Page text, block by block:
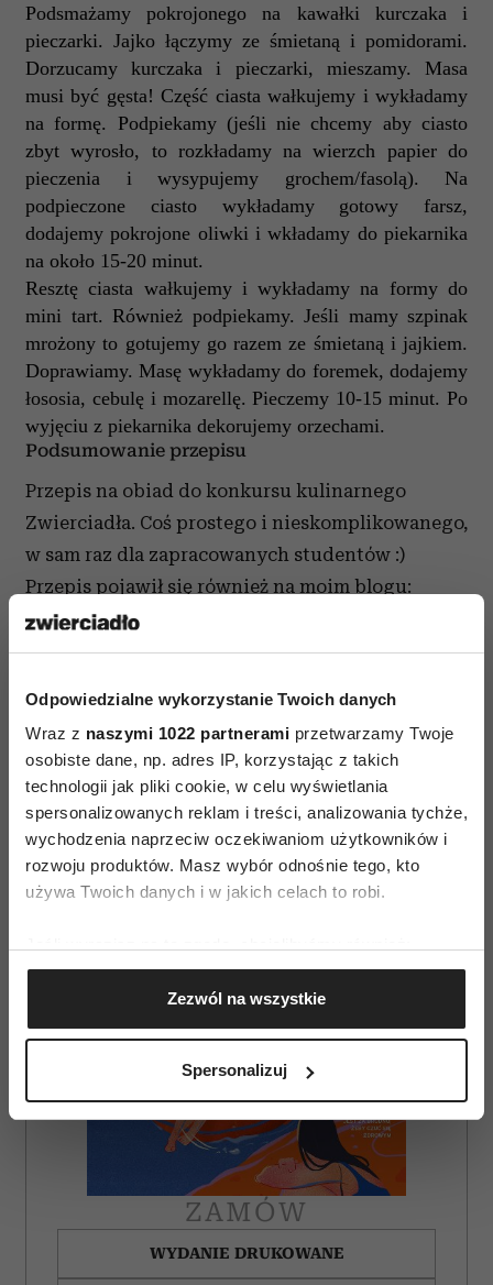
Odpowiedzialne wykorzystanie Twoich danych
Wraz z naszymi 1022 partnerami przetwarzamy Twoje
osobiste dane, np. adres IP, korzystając z takich
technologii jak pliki cookie, w celu wyświetlania
spersonalizowanych reklam i treści, analizowania tychże,
wychodzenia naprzeciw oczekiwaniom użytkowników i
rozwoju produktów. Masz wybór odnośnie tego, kto
używa Twoich danych i w jakich celach to robi.
Gromadzić dane dotyczące Twojej lokalizacji
geograficznej z dokładnością nawet do kilku metrów
Identyfikować Twoje urządzenie, aktywnie
(fingerprinting, czyli wirtualny odcisk palca)
dane są przetwarzane oraz ustaw własne preferencje w
. W Deklaracji plików cookie możesz
zmienić lub wycofać swoją zgodę w dowolnej chwili.
Wykorzystujemy pliki cookie do spersonalizowania treści
Zezwól na wszystkie
Spersonalizuj
Podsmażamy pokrojonego na kawałki kurczaka i
pieczarki. Jajko łączymy ze śmietaną i pomidorami.
Dorzucamy kurczaka i pieczarki, mieszamy. Masa
musi być gęsta! Część ciasta wałkujemy i wykładamy
na formę. Podpiekamy (jeśli nie chcemy aby ciasto
zbyt wyrosło, to rozkładamy na wierzch papier do
pieczenia i wysypujemy grochem/fasolą). Na
podpieczone ciasto wykładamy gotowy farsz,
dodajemy pokrojone oliwki i wkładamy do piekarnika
na około 15-20 minut.
Resztę ciasta wałkujemy i wykładamy na formy do
mini tart. Również podpiekamy. Jeśli mamy szpinak
mrożony to gotujemy go razem ze śmietaną i jajkiem.
Doprawiamy. Masę wykładamy do foremek, dodajemy
łososia, cebulę i mozarellę. Pieczemy 10-15 minut. Po
wyjęciu z piekarnika dekorujemy orzechami.
Podsumowanie przepisu
Przepis na obiad do konkursu kulinarnego
Zwierciadła. Coś prostego i nieskomplikowanego,
w sam raz dla zapracowanych studentów :)
Przepis pojawił się również na moim blogu:
ZAMÓW
WYDANIE DRUKOWANE